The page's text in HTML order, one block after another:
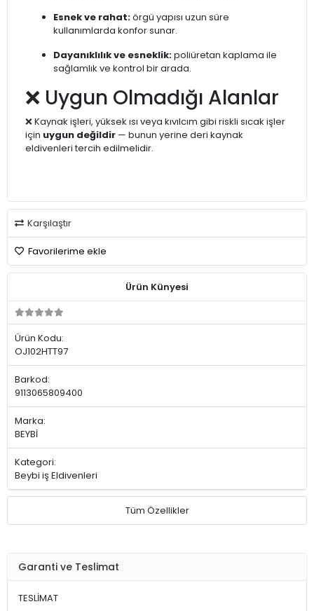
Esnek ve rahat:örgü yapısı uzun süre
kullanımlarda konfor sunar.
Dayanıklılık ve esneklik:poliüretan kaplama ile
sağlamlık ve kontrol bir arada.
❌ Uygun Olmadığı Alanlar
❌ Kaynak işleri, yüksek ısı veya kıvılcım gibi riskli sıcak işler
için uygun değildir — bunun yerine deri kaynak
eldivenleri tercih edilmelidir.
Karşılaştır
Favorilerime ekle
Ürün Künyesi
Ürün Kodu:
OJ102HTT97
Barkod:
9113065809400
Marka:
BEYBİ
Kategori:
Beybi iş Eldivenleri
Tüm Özellikler
Garanti ve Teslimat
TESLİMAT